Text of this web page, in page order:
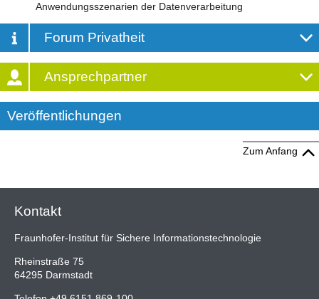
Anwendungsszenarien der Datenverarbeitung
Forum Privatheit
Ansprechpartner
Veröffentlichungen
Zum Anfang
Kontakt
Fraunhofer-Institut für Sichere Informationstechnologie
Rheinstraße 75
64295 Darmstadt